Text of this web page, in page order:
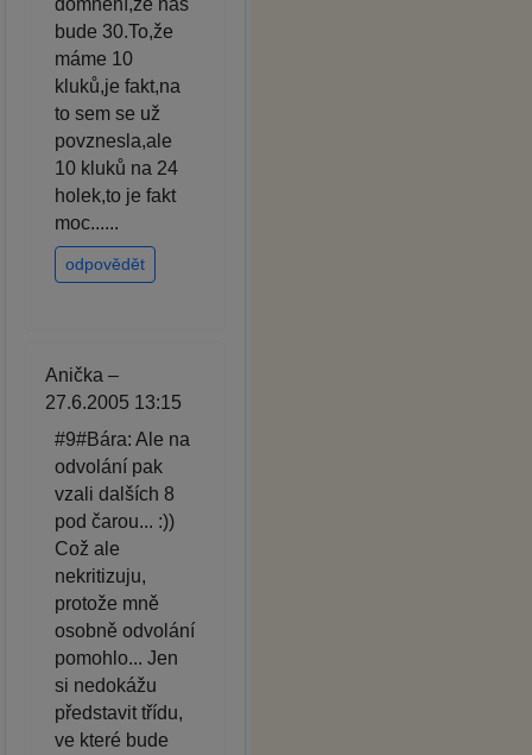
domnění,že nás
bude 30.To,že
máme 10
kluků,je fakt,na
to sem se už
povznesla,ale
10 kluků na 24
holek,to je fakt
moc......
odpovědět
Anička –
27.6.2005 13:15
#9#Bára: Ale na
odvolání pak
vzali dalších 8
pod čarou... :))
Což ale
nekritizuju,
protože mně
osobně odvolání
pomohlo... Jen
si nedokážu
představit třídu,
ve které bude